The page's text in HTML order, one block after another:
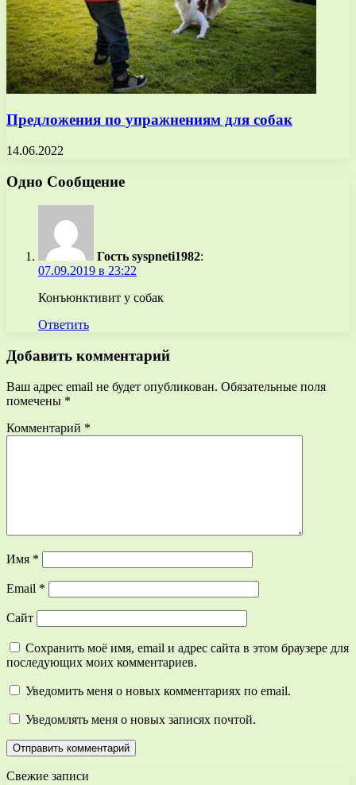
Предложения по упражнениям для собак
14.06.2022
Одно Сообщение
Гость syspneti1982:
07.09.2019 в 23:22
Конъюнктивит у собак
Ответить
Добавить комментарий
Ваш адрес email не будет опубликован. Обязательные поля
помечены *
Комментарий *
Имя *
Email *
Сайт
Сохранить моё имя, email и адрес сайта в этом браузере для
последующих моих комментариев.
Уведомить меня о новых комментариях по email.
Уведомлять меня о новых записях почтой.
Свежие записи